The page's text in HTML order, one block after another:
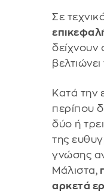
Σε
δείχνουν
Κατά την
περίπου
δύο ή
της
γνώσης
Μάλιστα,
αρκετά